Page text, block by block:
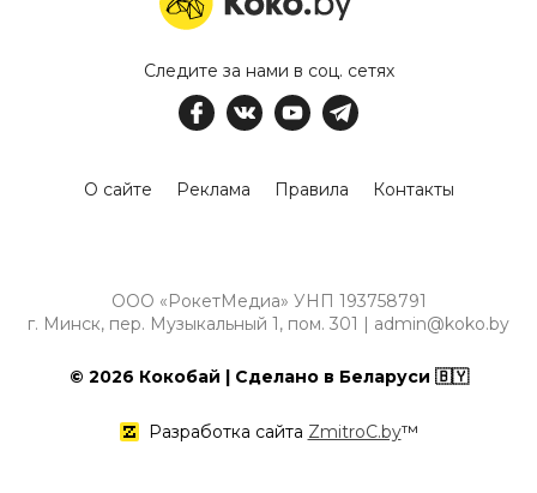
Следите за нами в соц. сетях
О сайте Реклама Правила Контакты
ООО «РокетМедиа» УНП 193758791
г. Минск, пер. Музыкальный 1, пом. 301 | admin@koko.by
© 2026 Кокобай | Сделано в Беларуси 🇧🇾
Разработка сайта ZmitroC.by™